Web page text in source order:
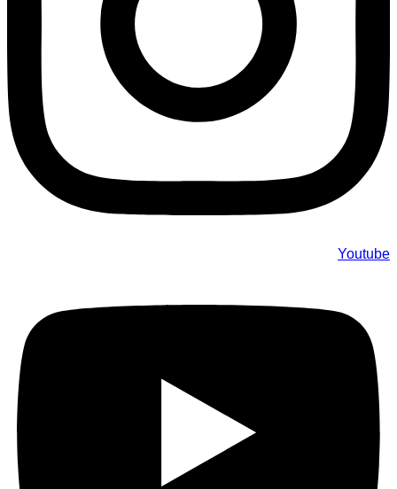
Youtube